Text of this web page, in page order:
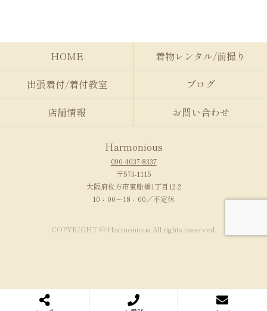
HOME
着物レンタル/前撮り
出張着付/着付教室
ブログ
店舗情報
お問い合わせ
Harmonious
090-4037-8337
〒573-1115
大阪府枚方市東船橋1丁目12-2
10：00～18：00／不定休
COPYRIGHT © Harmonious All rights reserved.